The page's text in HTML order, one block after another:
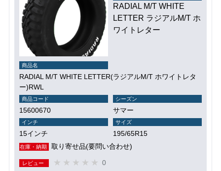
RADIAL M/T WHITE
LETTER ラジアルM/T ホ
ワイトレター
商品名
RADIAL M/T WHITE LETTER(ラジアルM/T ホワイトレタ
ー)RWL
商品コード
15600670
シーズン
サマー
インチ
15インチ
サイズ
195/65R15
在庫・納期 取り寄せ品(要問い合わせ)
レビュー 0